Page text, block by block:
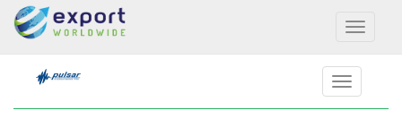
Toggle